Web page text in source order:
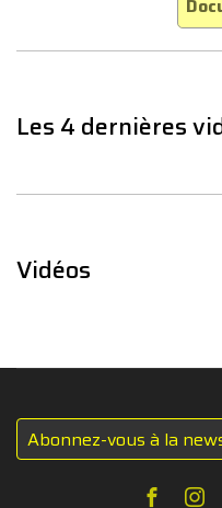
Les 4 dernières
Vidéos
Abonnez-vous à la